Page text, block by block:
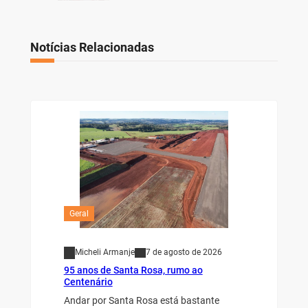
Notícias Relacionadas
Geral
Micheli Armanje 7 de agosto de 2026
95 anos de Santa Rosa, rumo ao
Centenário
Andar por Santa Rosa está bastante